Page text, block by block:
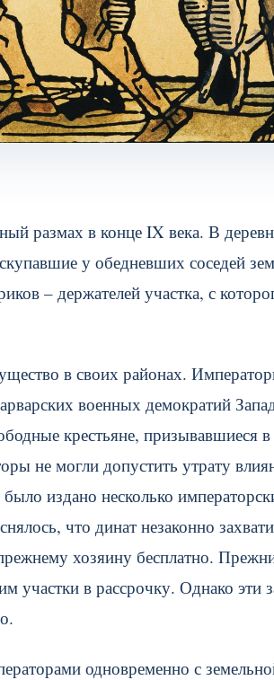
размах в конце IX века. В
у обедневших соседей
– держателей участка, с
в своих районах.
военных демократий
крестьяне, призывавшиеся
не могли допустить утрату
издано несколько
что динат незаконно
хозяину бесплатно.
участки в рассрочку. Однако эти
одновременно с